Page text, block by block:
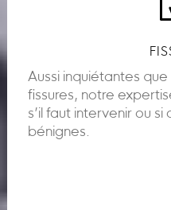
Aussi inquiétantes
fissures, notre
s’il faut intervenir ou si
bénignes.